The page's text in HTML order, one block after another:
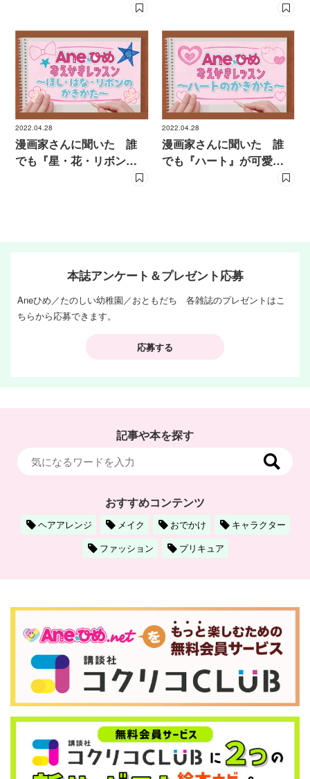
2022.04.28
漫画家さんに聞いた 誰
でも『星・花・リボン』
2022.04.28
漫画家さんに聞いた 誰
でも『ハート』が可愛く
本誌アンケート＆プレゼント応募
Aneひめ／たのしい幼稚園／おともだち 各雑誌のプレゼントはこ
ちらから応募できます。
応募する
記事や本を探す
おすすめコンテンツ
ヘアアレンジ メイク おでかけ
キャラクター
ファッション
プリキュア